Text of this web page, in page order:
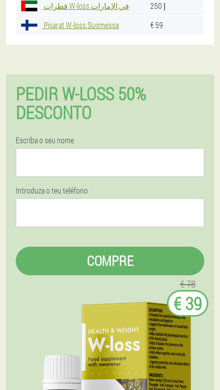
قطرات W-loss في الإمارات
إ 250
Pisarat W-loss Suomessa
€ 59
PEDIR W-LOSS 50%
DESCONTO
Escriba o seu nome
Introduza o teu teléfono
COMPRE
€ 78
€ 39